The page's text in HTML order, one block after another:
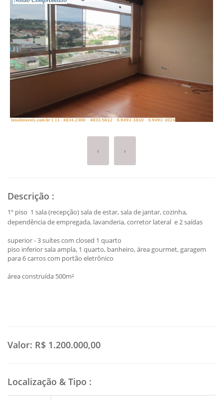
‹ ›
Descrição :
1º piso 1 sala (recepção) sala de estar, sala de jantar, cozinha,
dependência de empregada, lavanderia, corretor lateral e 2 saídas
superior - 3 suítes com closed 1 quarto
piso inferior sala ampla, 1 quarto, banheiro, área gourmet, garagem
para 6 carros com portão eletrônico
área construída 500m²
Valor: R$ 1.200.000,00
Localização & Tipo :